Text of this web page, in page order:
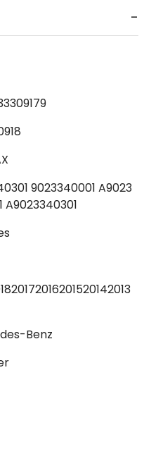
9023340001 A9023
A9023340301
20172016201520142013
Benz